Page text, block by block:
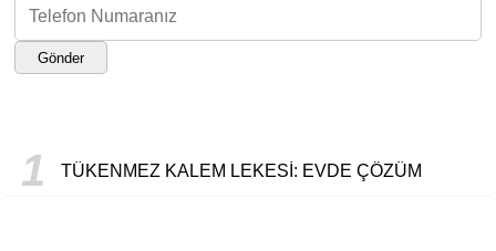
Gönder
1 TÜKENMEZ KALEM LEKESI: EVDE ÇÖZÜM